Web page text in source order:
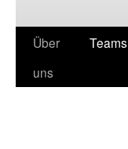
Über
uns
Teams